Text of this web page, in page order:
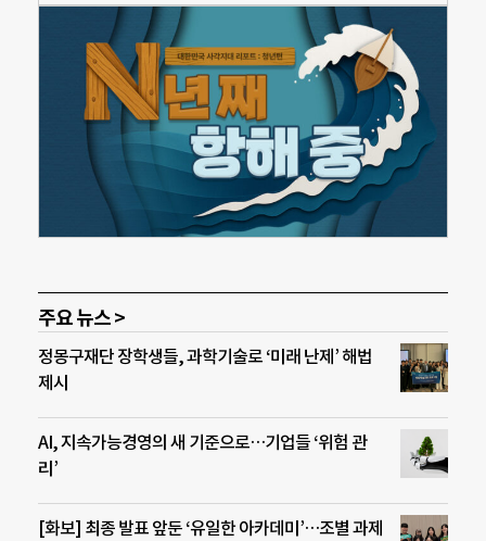
주요 뉴스 >
정몽구재단 장학생들, 과학기술로 ‘미래 난제’ 해법
제시
AI, 지속가능경영의 새 기준으로…기업들 ‘위험 관
리’
[화보] 최종 발표 앞둔 ‘유일한 아카데미’…조별 과제